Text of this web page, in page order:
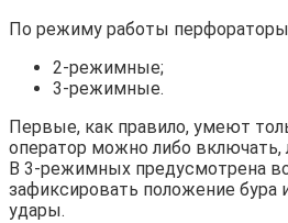
По режиму работы
2-режимные;
3-режимные.
Первые, как правило, умеют
оператор можно либо включать,
В 3-режимных предусмотрена
зафиксировать положение бура
удары.